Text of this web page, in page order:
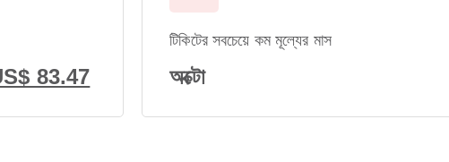
83.47
টিকিটের সবচেয়ে কম মূল্যের মাস
অক্টো